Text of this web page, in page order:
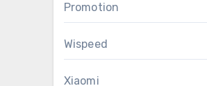
Promotion
Wispeed
Xiaomi